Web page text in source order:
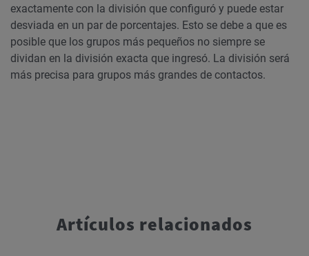
exactamente con la división que configuró y puede estar
desviada en un par de porcentajes. Esto se debe a que es
posible que los grupos más pequeños no siempre se
dividan en la división exacta que ingresó. La división será
más precisa para grupos más grandes de contactos.
Artículos relacionados